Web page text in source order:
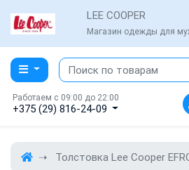
LEE COOPER
Магазин одежды для
Работаем с 09:00 до 22:00
+375 (29) 816-24-09
Толстовка Lee Cooper